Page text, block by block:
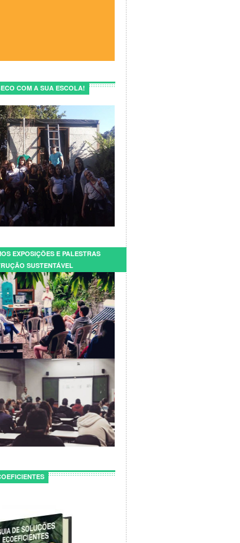
COM A SUA ESCOLA!
EXPOSIÇÕES E PALESTRAS
SUSTENTÁVEL